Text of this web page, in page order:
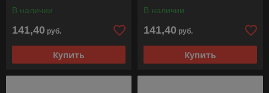
В наличии
141,40 руб.
Купить
В наличии
141,40 руб.
Купить